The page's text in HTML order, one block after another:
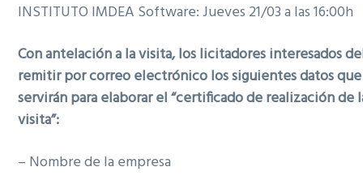
INSTITUTO IMDEA Software: Jueves 21/03 a las 16:00h
Con antelación a la visita, los licitadores interesados
remitir por correo electrónico los siguientes datos que
servirán para elaborar el “certificado de realización de
visita”:
– Nombre de la empresa